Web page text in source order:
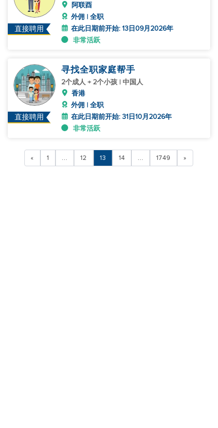
直接聘用
阿联酉
外佣 | 全职
在此日期前开始: 13日09月2026年
非常活跃
直接聘用
寻找全职家庭帮手
2个成人 + 2个小孩 | 中国人
香港
外佣 | 全职
在此日期前开始: 31日10月2026年
非常活跃
« 1 ... 12 13 14 ... 1749 »